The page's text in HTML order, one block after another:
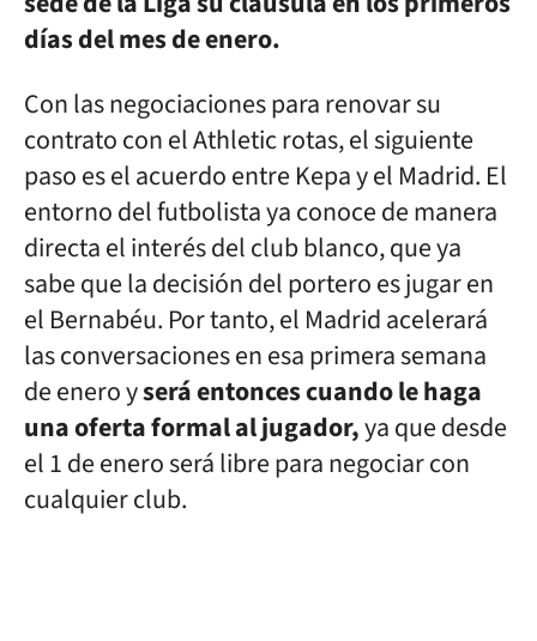
días del mes de enero.
Con las negociaciones para renovar su
contrato con el Athletic rotas, el siguiente
paso es el acuerdo entre Kepa y el Madrid. El
entorno del futbolista ya conoce de manera
directa el interés del club blanco, que ya
sabe que la decisión del portero es jugar en
el Bernabéu. Por tanto, el Madrid acelerará
las conversaciones en esa primera semana
de enero yserá entonces cuando le haga
una oferta formal al jugador,ya que desde
el 1 de enero será libre para negociar con
cualquier club.